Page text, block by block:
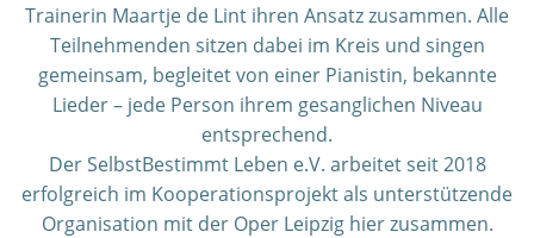
Trainerin Maartje de Lint ihren Ansatz zusammen. Alle
Teilnehmenden sitzen dabei im Kreis und singen
gemeinsam, begleitet von einer Pianistin, bekannte
Lieder – jede Person ihrem gesanglichen Niveau
entsprechend.
Der SelbstBestimmt Leben e.V. arbeitet seit 2018
erfolgreich im Kooperationsprojekt als unterstützende
Organisation mit der Oper Leipzig hier zusammen.